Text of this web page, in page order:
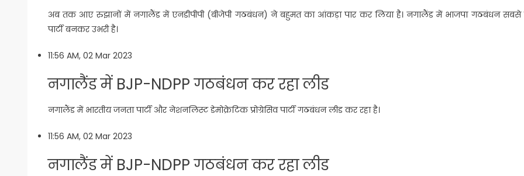
अब तक आए रुझानों में नगालैंड में एनडीपीपी (बीजेपी गठबंधन) ने बहुमत का आंकड़ा पार कर लिया है। नगालैंड में भाजपा गठबंधन सबसे
पार्टी बनकर उभरी है।
11:56 AM, 02 Mar 2023
नगालैंड में BJP-NDPP गठबंधन कर रहा लीड
नगालैंड में भारतीय जनता पार्टी और नेशनलिस्ट डेमोक्रेटिक प्रोग्रेसिव पार्टी गठबंधन लीड कर रहा है।
11:56 AM, 02 Mar 2023
नगालैंड में BJP-NDPP गठबंधन कर रहा लीड